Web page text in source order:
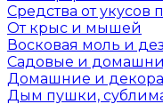
Средства от
От крыс и мышей
Восковая моль и
Садовые и
Домашние и
Дым пушки,